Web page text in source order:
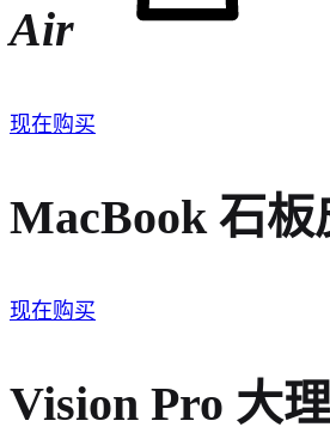
Air
现在购买
MacBook 石板
现在购买
Vision Pro 大